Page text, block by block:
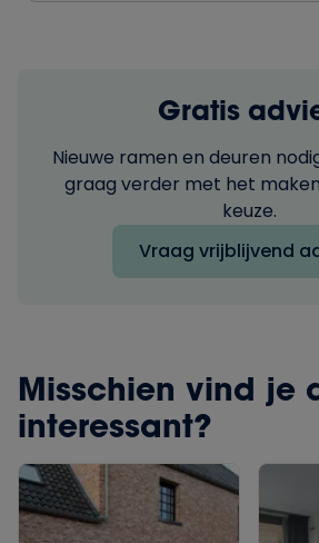
Gratis
Nieuwe ramen en deuren
graag verder met het
keuze.
Vraag vrijblijvend
Misschien vind je
interessant?